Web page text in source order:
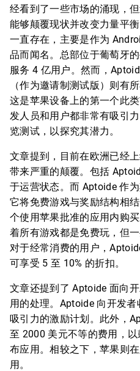
经看到了一些市场的涌现，
能够颠覆现状并改变力量平
一直存在，主要是作为
品而闻名。总部位于葡萄牙
服务 4 亿用户。然而，
（作为邀请制测试版）则有
这是苹果设备上的第一个此
发人员和用户都非常有吸引
览测试，以探究其潜力。
文章提到，目前在欧洲已经
带来严重的颠覆。包括
于运营状态。而 Aptoide 作
它将免费游戏与奖励结构相
个使用苹果批准的应用内购
着所有游戏都是免费玩，但
对于经常消费的用户，
可享受 5 至 10% 的折扣。
文章还提到了 Aptoide 面向
用的处理。Aptoide 向开发
吸引力的激励计划。此外，
至 2000 美元不等的费用，
布应用。相较之下，苹果则
用。